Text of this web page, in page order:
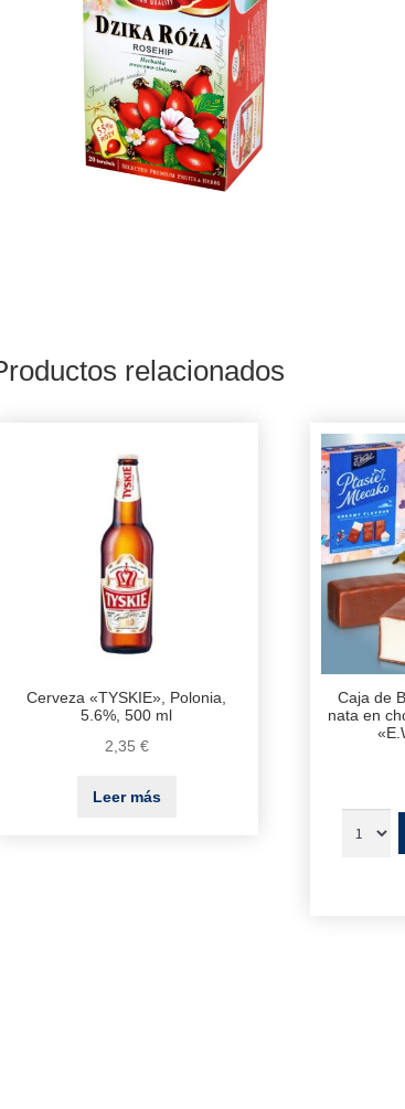
relacionados
Cerveza «TYSKIE», Polonia,
5.6%, 500 ml
2,35 €
Leer más
Caja de
nata en